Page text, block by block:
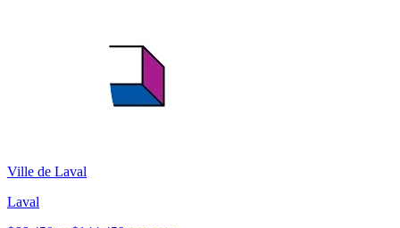
Ville de Laval
Laval